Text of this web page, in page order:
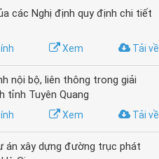
các Nghị định quy định chi tiết
Tải về
Xem
nội bộ, liên thông trong giải
tỉnh Tuyên Quang
Tải về
Xem
án xây dựng đường trục phát